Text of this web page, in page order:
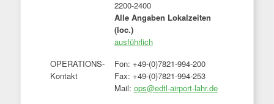
2200-2400
Alle Angaben Lokalzeiten
(loc.)
ausführlich
OPERATIONS-
Kontakt
Fon: +49-(0)7821-994-200
Fax: +49-(0)7821-994-253
Mail: ops@edtl-airport-lahr.de